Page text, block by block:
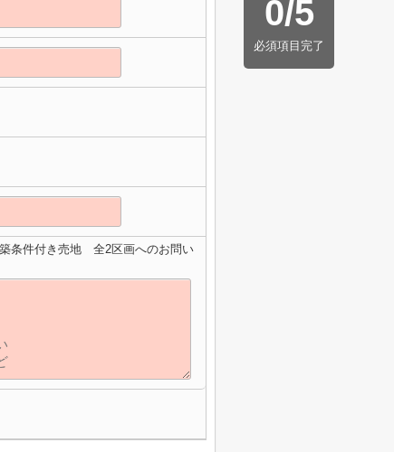
0/5
必須項目完了
条件付き売地 全2区画へのお問い